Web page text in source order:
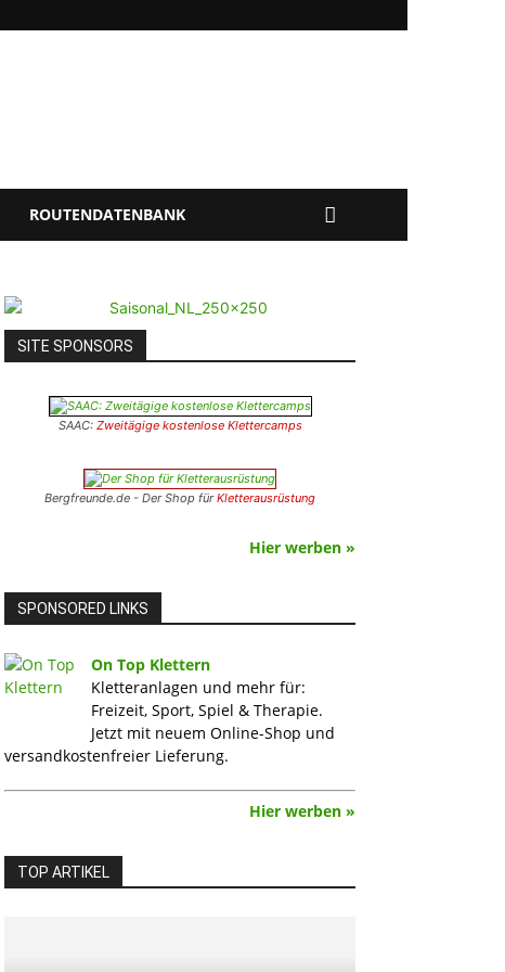
ROUTENDATENBANK
SITE SPONSORS
SAAC: Zweitägige kostenlose Klettercamps
Bergfreunde.de - Der Shop fürKletterausrüstung
Hier werben »
SPONSORED LINKS
On Top Klettern
Kletteranlagen und mehr für:
Freizeit, Sport, Spiel & Therapie.
Jetzt mit neuem Online-Shop und
versandkostenfreier Lieferung.
Hier werben »
TOP ARTIKEL